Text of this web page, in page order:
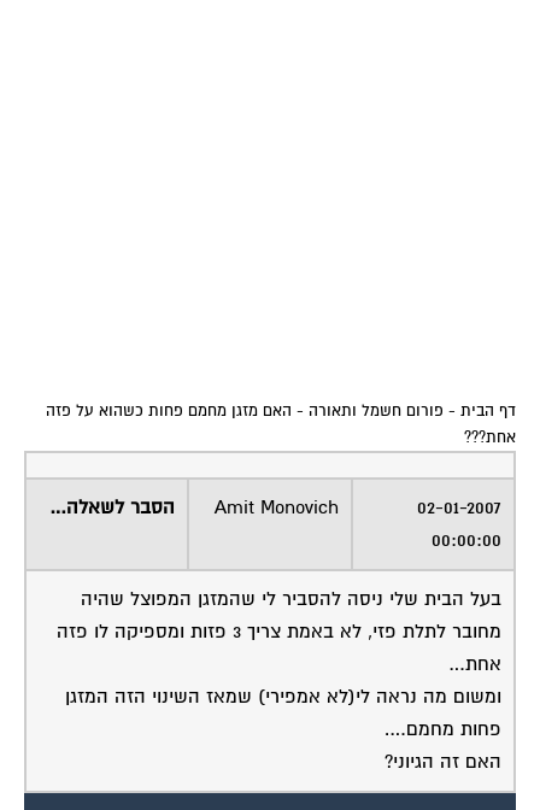
אחת???
02-01-2007
00:00:00
Amit Monovich הסבר לשאלה…
בעל הבית שלי ניסה להסביר לי שהמזגן המפוצל שהיה
מחובר לתלת פזי, לא באמת צריך 3 פזות ומספיקה לו פזה
אחת…
ומשום מה נראה לי(לא אמפירי) שמאז השינוי הזה המזגן
פחות מחמם….
האם זה הגיוני?